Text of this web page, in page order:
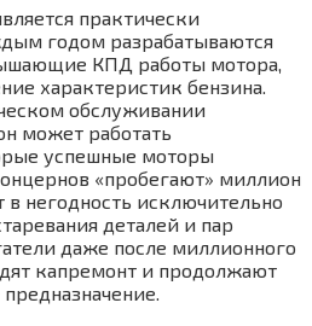
практически
годом разрабатываются
КПД работы мотора,
характеристик бензина.
обслуживании
может работать
успешные моторы
«пробегают» миллион
негодность исключительно
деталей и пар
даже после миллионного
капремонт и продолжают